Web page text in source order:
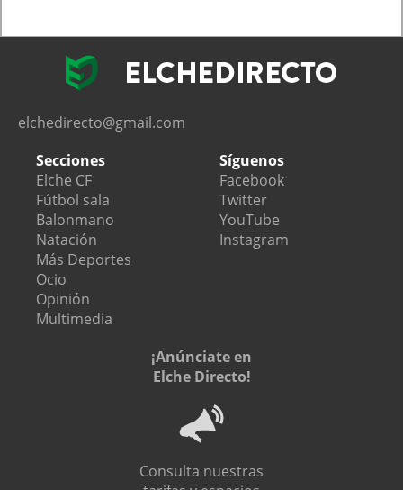
elchedirecto@gmail.com
Secciones
Elche CF
Fútbol sala
Balonmano
Natación
Más Deportes
Ocio
Opinión
Multimedia
Síguenos
Facebook
Twitter
YouTube
Instagram
¡Anúnciate en
Elche Directo!
Consulta nuestras